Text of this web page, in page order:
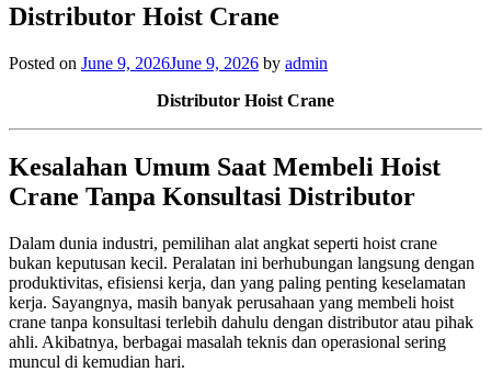
Distributor Hoist Crane
Posted on June 9, 2026June 9, 2026 by admin
Distributor Hoist Crane
Kesalahan Umum Saat Membeli Hoist
Crane Tanpa Konsultasi Distributor
Dalam dunia industri, pemilihan alat angkat seperti hoist crane
bukan keputusan kecil. Peralatan ini berhubungan langsung dengan
produktivitas, efisiensi kerja, dan yang paling penting keselamatan
kerja. Sayangnya, masih banyak perusahaan yang membeli hoist
crane tanpa konsultasi terlebih dahulu dengan distributor atau pihak
ahli. Akibatnya, berbagai masalah teknis dan operasional sering
muncul di kemudian hari.